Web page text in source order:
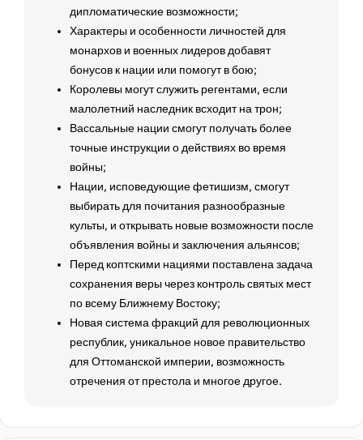
дипломатические возможности;
Характеры и особенности личностей для
монархов и военных лидеров добавят
бонусов к нации или помогут в бою;
Королевы могут служить регентами, если
малолетний наследник всходит на трон;
Вассальные нации смогут получать более
точные инструкции о действиях во время
войны;
Нации, исповедующие фетишизм, смогут
выбирать для почитания разнообразные
культы, и открывать новые возможности после
объявления войны и заключения альянсов;
Перед коптскими нациями поставлена задача
сохранения веры через контроль святых мест
по всему Ближнему Востоку;
Новая система фракций для революционных
республик, уникальное новое правительство
для Оттоманской империи, возможность
отречения от престола и многое другое.